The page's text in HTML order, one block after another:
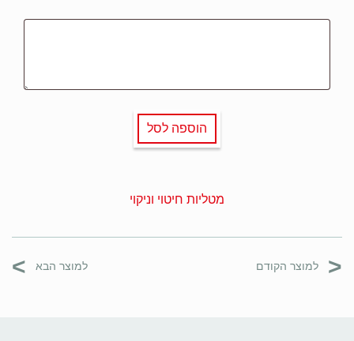
הוספה לסל
מטליות חיטוי וניקוי
< למוצר הקודם למוצר הבא >